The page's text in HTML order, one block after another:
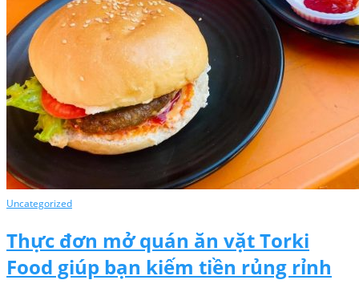
Uncategorized
Thực đơn mở quán ăn vặt Torki
Food giúp bạn kiếm tiền rủng rỉnh